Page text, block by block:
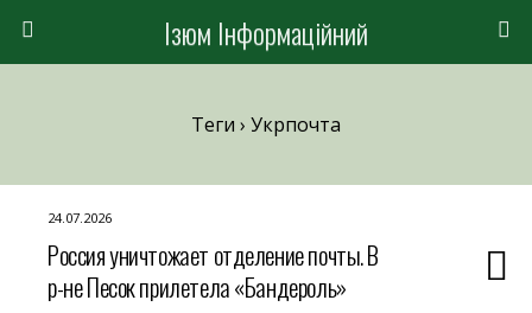
Ізюм Інформаційний
Теги › Укрпочта
24.07.2026
Россия уничтожает отделение почты. В
р-не Песок прилетела «Бандероль»